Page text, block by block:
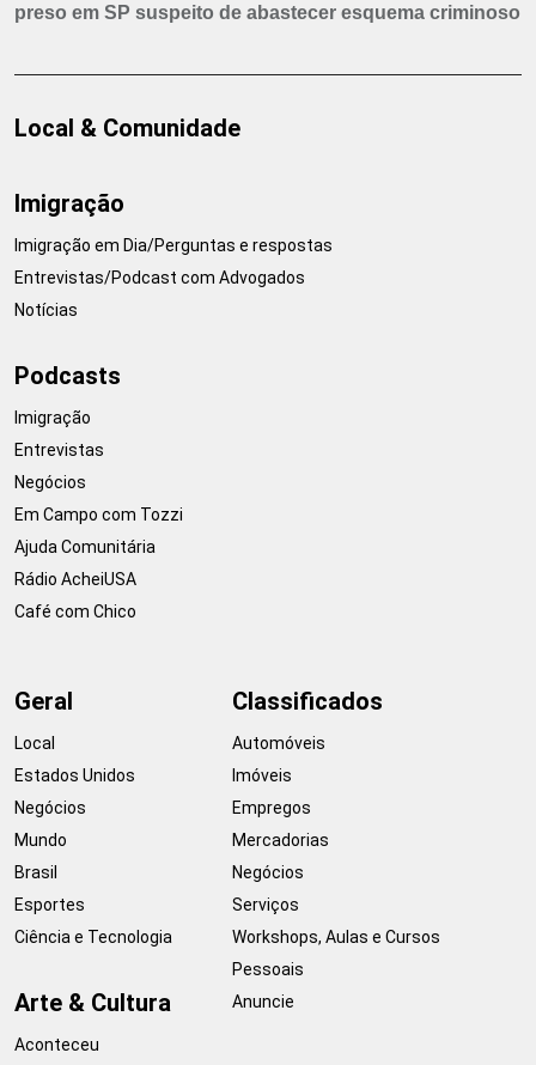
preso em SP suspeito de abastecer esquema criminoso
Local & Comunidade
Imigração
Imigração em Dia/Perguntas e respostas
Entrevistas/Podcast com Advogados
Notícias
Podcasts
Imigração
Entrevistas
Negócios
Em Campo com Tozzi
Ajuda Comunitária
Rádio AcheiUSA
Café com Chico
Geral
Local
Estados Unidos
Negócios
Mundo
Brasil
Esportes
Ciência e Tecnologia
Arte & Cultura
Aconteceu
Classificados
Automóveis
Imóveis
Empregos
Mercadorias
Negócios
Serviços
Workshops, Aulas e Cursos
Pessoais
Anuncie